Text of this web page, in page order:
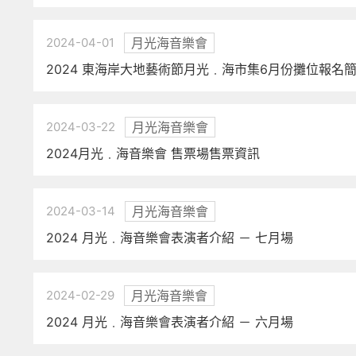
2024-04-01
月光海音樂會
2024 東海岸大地藝術節月光﹒海市集6月份攤位報名
2024-03-22
月光海音樂會
2024月光﹒海音樂會 售票場售票資訊
2024-03-14
月光海音樂會
2024 月光﹒海音樂會表演者介紹 － 七月場
2024-02-29
月光海音樂會
2024 月光﹒海音樂會表演者介紹 － 六月場